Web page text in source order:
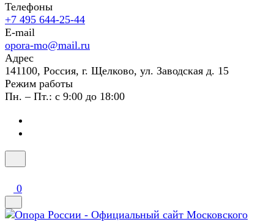
Телефоны
+7 495 644-25-44
E-mail
opora-mo@mail.ru
Адрес
141100, Россия, г. Щелково, ул. Заводская д. 15
Режим работы
Пн. – Пт.: с 9:00 до 18:00
0